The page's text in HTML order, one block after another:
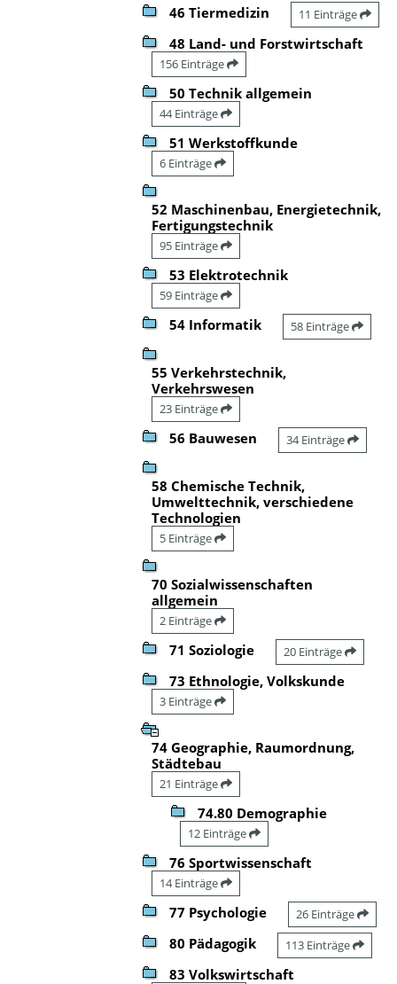
46 Tiermedizin 11 Einträge
48 Land- und Forstwirtschaft
156 Einträge
50 Technik allgemein
44 Einträge
51 Werkstoffkunde
6 Einträge
52 Maschinenbau, Energietechnik,
Fertigungstechnik
95 Einträge
53 Elektrotechnik
59 Einträge
54 Informatik 58 Einträge
55 Verkehrstechnik,
Verkehrswesen
23 Einträge
56 Bauwesen 34 Einträge
58 Chemische Technik,
Umwelttechnik, verschiedene
Technologien
5 Einträge
70 Sozialwissenschaften
allgemein
2 Einträge
71 Soziologie 20 Einträge
73 Ethnologie, Volkskunde
3 Einträge
74 Geographie, Raumordnung,
Städtebau
21 Einträge
74.80 Demographie
12 Einträge
76 Sportwissenschaft
14 Einträge
77 Psychologie 26 Einträge
80 Pädagogik 113 Einträge
83 Volkswirtschaft